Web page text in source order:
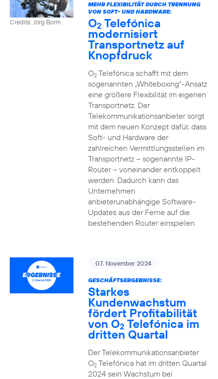
Credits: Jörg Borm
MEHR FLEXIBILITÄT DURCH TRENNUNG
VON SOFT- UND HARDWARE:
O2 Telefónica
modernisiert
Transportnetz auf
Knopfdruck
O2Telefónica schafft mit dem
sogenannten „Whiteboxing“-Ansatz
eine größere Flexibilität im eigenen
Transportnetz. Der
Telekommunikationsanbieter sorgt
mit dem neuen Konzept dafür, dass
Soft- und Hardware der
zahlreichen Vermittlungsstellen im
Transportnetz – sogenannte IP-
Router – voneinander entkoppelt
werden. Dadurch kann das
Unternehmen
anbieterunabhängige Software-
Updates aus der Ferne auf die
bestehenden Router einspielen.
07. November 2024
GESCHÄFTSERGEBNISSE:
Starkes
Kundenwachstum
fördert Profitabilität
von O2 Telefónica im
dritten Quartal
Der Telekommunikationsanbieter
O2Telefónica hat im dritten Quartal
2024 sein Wachstum bei